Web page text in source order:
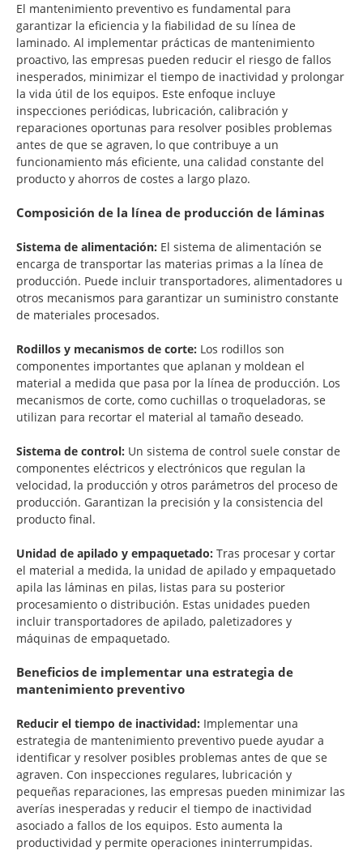
El mantenimiento preventivo es fundamental para
garantizar la eficiencia y la fiabilidad de su línea de
laminado. Al implementar prácticas de mantenimiento
proactivo, las empresas pueden reducir el riesgo de fallos
inesperados, minimizar el tiempo de inactividad y prolongar
la vida útil de los equipos. Este enfoque incluye
inspecciones periódicas, lubricación, calibración y
reparaciones oportunas para resolver posibles problemas
antes de que se agraven, lo que contribuye a un
funcionamiento más eficiente, una calidad constante del
producto y ahorros de costes a largo plazo.
Composición de la línea de producción de láminas
Sistema de alimentación: El sistema de alimentación se
encarga de transportar las materias primas a la línea de
producción. Puede incluir transportadores, alimentadores u
otros mecanismos para garantizar un suministro constante
de materiales procesados.
Rodillos y mecanismos de corte: Los rodillos son
componentes importantes que aplanan y moldean el
material a medida que pasa por la línea de producción. Los
mecanismos de corte, como cuchillas o troqueladoras, se
utilizan para recortar el material al tamaño deseado.
Sistema de control: Un sistema de control suele constar de
componentes eléctricos y electrónicos que regulan la
velocidad, la producción y otros parámetros del proceso de
producción. Garantizan la precisión y la consistencia del
producto final.
Unidad de apilado y empaquetado: Tras procesar y cortar
el material a medida, la unidad de apilado y empaquetado
apila las láminas en pilas, listas para su posterior
procesamiento o distribución. Estas unidades pueden
incluir transportadores de apilado, paletizadores y
máquinas de empaquetado.
Beneficios de implementar una estrategia de
mantenimiento preventivo
Reducir el tiempo de inactividad: Implementar una
estrategia de mantenimiento preventivo puede ayudar a
identificar y resolver posibles problemas antes de que se
agraven. Con inspecciones regulares, lubricación y
pequeñas reparaciones, las empresas pueden minimizar las
averías inesperadas y reducir el tiempo de inactividad
asociado a fallos de los equipos. Esto aumenta la
productividad y permite operaciones ininterrumpidas.